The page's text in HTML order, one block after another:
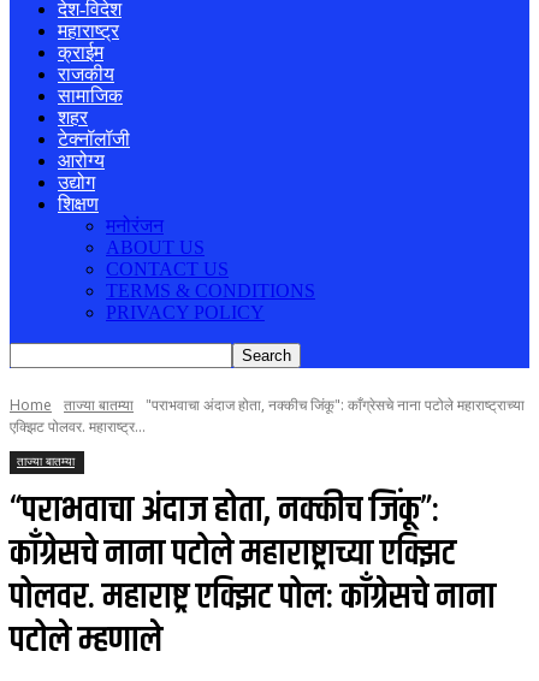
देश-विदेश
महाराष्ट्र
क्राईम
राजकीय
सामाजिक
शहर
टेक्नॉलॉजी
आरोग्य
उद्योग
शिक्षण
मनोरंजन
ABOUT US
CONTACT US
TERMS & CONDITIONS
PRIVACY POLICY
Home ताज्या बातम्या
"पराभवाचा अंदाज होता, नक्कीच जिंकू": काँग्रेसचे नाना पटोले महाराष्ट्राच्या
एक्झिट पोलवर. महाराष्ट्र...
ताज्या बातम्या
“पराभवाचा अंदाज होता, नक्कीच जिंकू”:
काँग्रेसचे नाना पटोले महाराष्ट्राच्या एक्झिट
पोलवर. महाराष्ट्र एक्झिट पोल: काँग्रेसचे नाना
पटोले म्हणाले